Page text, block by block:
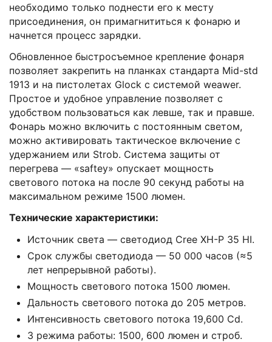
необходимо только поднести его к месту
присоединения, он примагнититься к фонарю и
начнется процесс зарядки.
Обновленное быстросъемное крепление фонаря
позволяет закрепить на планках стандарта Мid-std
1913 и на пистолетах Glосk с системой wеаwеr.
Простое и удобное управление позволяет с
удобством пользоваться как левше, так и правше.
Фонарь можно включить с постоянным светом,
можно активировать тактическое включение с
удержанием или Strоb. Система защиты от
перегрева — «sаftеy» опускает мощность
светового потока на после 90 секунд работы на
максимальном режиме 1500 люмен.
Технические характеристики:
Источник света — светодиод Сrее ХН-Р 35 НI.
Срок службы светодиода — 50 000 часов (≈5
лет непрерывной работы).
Мощность светового потока 1500 люмен.
Дальность светового потока до 205 метров.
Интенсивность светового потока 19,600 Сd.
3 режима работы: 1500, 600 люмен и строб.